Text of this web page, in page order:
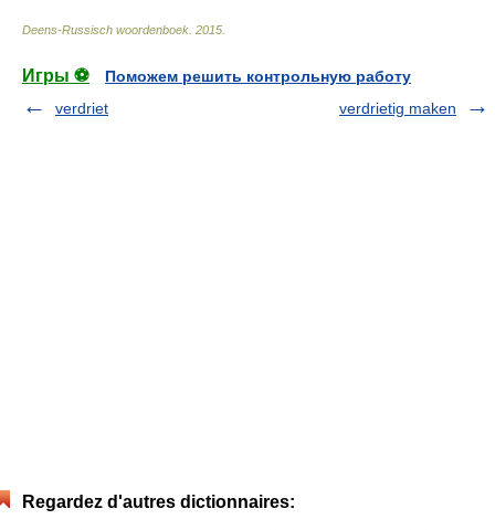
Deens-Russisch woordenboek 2015
Игры ⚽
Поможем решить контрольную работу
verdriet
verdrietig maken
Regardez d'autres dictionnaires: